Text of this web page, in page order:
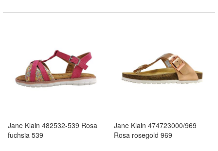
Jane Klain 482532-539 Rosa
fuchsia 539
Jane Klain 474723000/969
Rosa rosegold 969